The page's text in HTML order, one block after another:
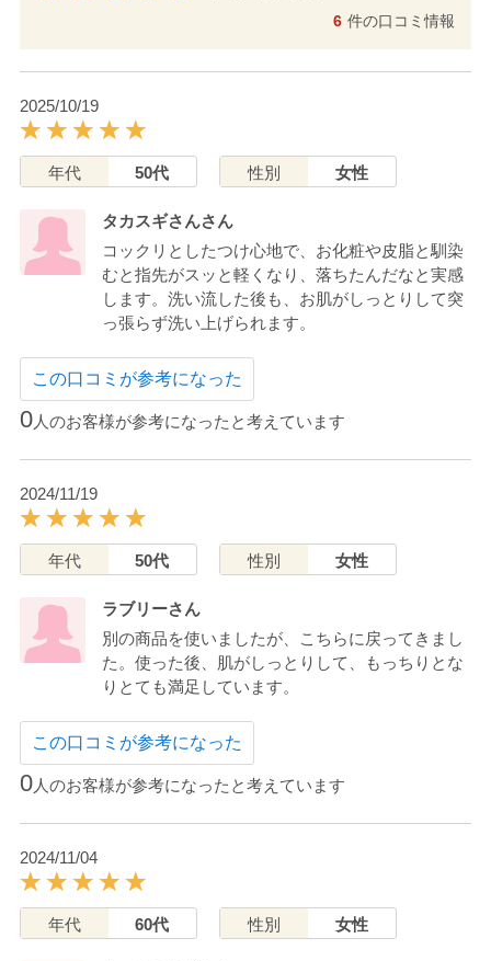
6 件の口コミ情報
2025/10/19
年代 50代 性別 女性
タカスギさんさん
コックリとしたつけ心地で、お化粧や皮脂と馴染
むと指先がスッと軽くなり、落ちたんだなと実感
します。洗い流した後も、お肌がしっとりして突
っ張らず洗い上げられます。
この口コミが参考になった
0人のお客様が参考になったと考えています
2024/11/19
年代 50代 性別 女性
ラブリーさん
別の商品を使いましたが、こちらに戻ってきまし
た。使った後、肌がしっとりして、もっちりとな
りとても満足しています。
この口コミが参考になった
0人のお客様が参考になったと考えています
2024/11/04
年代 60代 性別 女性